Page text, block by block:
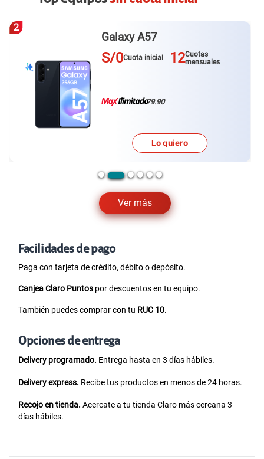
Ver más
3
Redmi Note 15 pro plus
S/0Cuota inicial 12Cuotas
mensuales
79.90
Lo quiero
Facilidades de pago
Paga con tarjeta de crédito, débito o depósito.
Canjea Claro Puntos por descuentos en tu equipo.
También puedes comprar con tu RUC 10.
Opciones de entrega
Delivery programado. Entrega hasta en 3 días hábiles.
Delivery express. Recibe tus productos en menos de 24 horas.
Recojo en tienda. Acercate a tu tienda Claro más cercana 3
días hábiles.